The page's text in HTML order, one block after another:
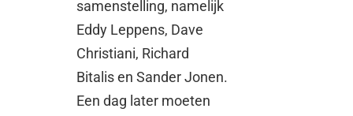
samenstelling, namelijk
Eddy Leppens, Dave
Christiani, Richard
Bitalis en Sander Jonen.
Een dag later moeten